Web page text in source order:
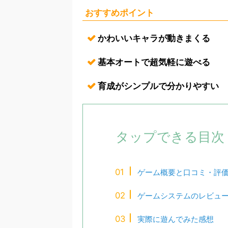
おすすめポイント
かわいいキャラが動きまくる
基本オートで超気軽に遊べる
育成がシンプルで分かりやすい
タップできる目次
ゲーム概要と口コミ・評価
ゲームシステムのレビュー
実際に遊んでみた感想